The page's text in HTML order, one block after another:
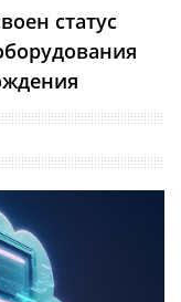
статус